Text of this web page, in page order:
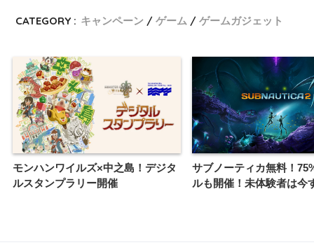
CATEGORY : キャンペーン ゲーム ゲームガジェット
モンハンワイルズ×中之島！デジタ
ルスタンプラリー開催
サブノーティカ無料！
ルも開催！未体験者は今